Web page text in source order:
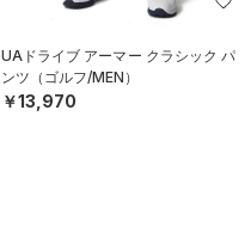
UAドライブ アーマー クラシック パ
ンツ（ゴルフ/MEN）
￥13,970